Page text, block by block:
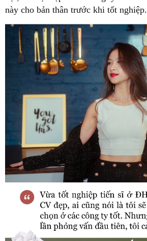
này cho bản thân trước khi tốt nghiệp.